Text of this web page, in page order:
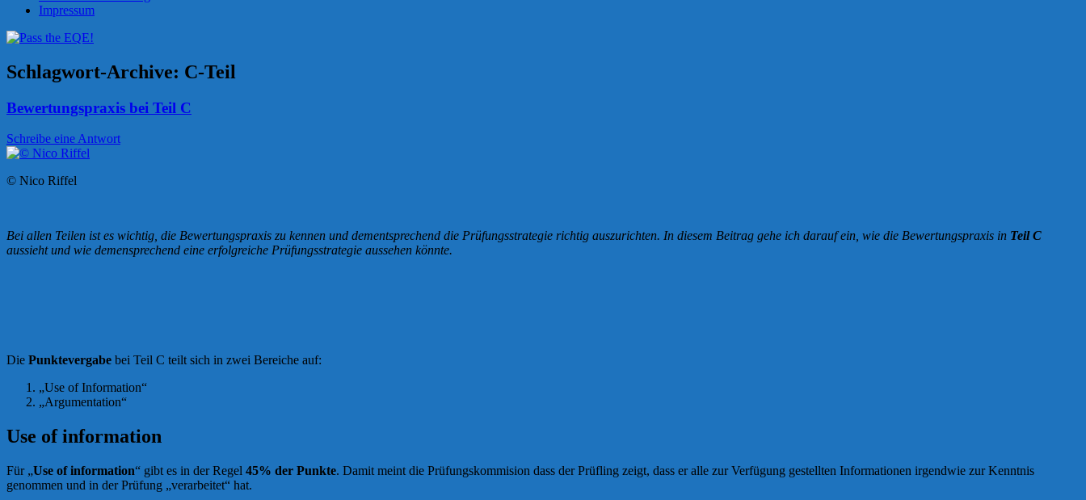
Impressum
Schlagwort-Archive: C-Teil
Bewertungspraxis bei Teil C
Schreibe eine Antwort
© Nico Riffel
Bei allen Teilen ist es wichtig, die Bewertungspraxis zu kennen und dementsprechend die Prüfungsstrategie richtig auszurichten. In diesem Beitrag gehe ich darauf ein, wie die Bewertungspraxis in Teil C
aussieht und wie demensprechend eine erfolgreiche Prüfungsstrategie aussehen könnte.
Die Punktevergabe bei Teil C teilt sich in zwei Bereiche auf:
„Use of Information“
„Argumentation“
Use of information
Für „Use of information“ gibt es in der Regel 45% der Punkte. Damit meint die Prüfungskommision dass der Prüfling zeigt, dass er alle zur Verfügung gestellten Informationen irgendwie zur Kenntnis
genommen und in der Prüfung „verarbeitet“ hat.